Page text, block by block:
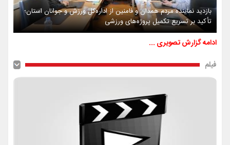
بازدید نماینده مردم همدان و فامنین از اداره‌کل ورزش و جوانان استان؛
تأکید بر تسریع تکمیل پروژه‌های ورزشی
ادامه گزارش تصویری ...
فیلم